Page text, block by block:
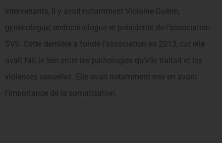
intervenants, il y avait notamment Violaine Guérin,
gynécologue, endocrinologue et présidente de l’association
SVS. Cette dernière a fondé l’association en 2013, car elle
avait fait le lien entre les pathologies qu’elle traitait et les
violences sexuelles. Elle avait notamment mis en avant
l’importance de la somatisation.